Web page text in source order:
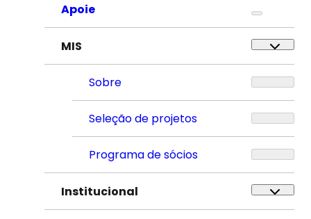
Apoie
MIS
Sobre
Seleção de projetos
Programa de sócios
Institucional